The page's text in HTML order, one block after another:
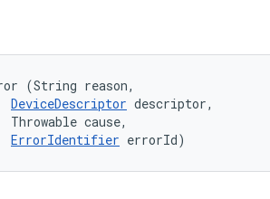
(String reason,
DeviceDescriptor descriptor,
Throwable cause,
ErrorIdentifier errorId)